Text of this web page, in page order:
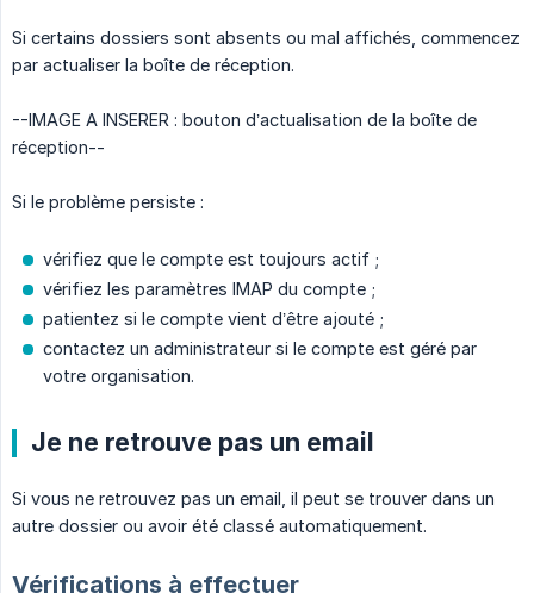
Si certains dossiers sont absents ou mal affichés, commencez
par actualiser la boîte de réception.
--IMAGE A INSERER : bouton d’actualisation de la boîte de
réception--
Si le problème persiste :
vérifiez que le compte est toujours actif ;
vérifiez les paramètres IMAP du compte ;
patientez si le compte vient d’être ajouté ;
contactez un administrateur si le compte est géré par
votre organisation.
Je ne retrouve pas un email
Si vous ne retrouvez pas un email, il peut se trouver dans un
autre dossier ou avoir été classé automatiquement.
Vérifications à effectuer